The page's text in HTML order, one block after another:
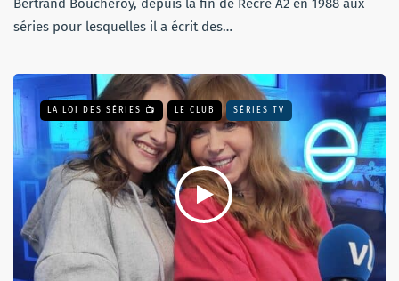
Bertrand Boucheroy, depuis la fin de Récré A2 en 1988 aux
séries pour lesquelles il a écrit des…
LA LOI DES SÉRIES 📺 LE CLUB SÉRIES TV